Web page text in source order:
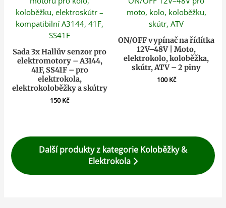
Sada 3x Hallův senzor pro
elektromotory – A3144,
41F, SS41F – pro
elektrokola,
elektrokoloběžky a skútry
150Kč
ON/OFF vypínač na řídítka
12V–48V | Moto,
elektrokolo, koloběžka,
skútr, ATV – 2 piny
100Kč
Další produkty z kategorie Koloběžky &
Elektrokola